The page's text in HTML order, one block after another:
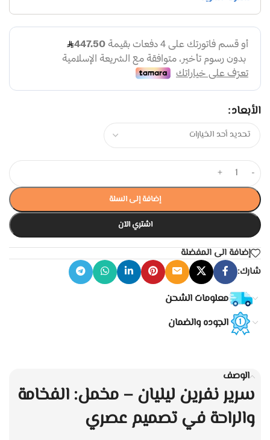
الأبعاد
-
+
إضافة إلى السلة
اشتري الآن
إضافة الى المفضلة
شارك:
معلومات الشحن
الجوده والضمان
الوصف
سرير نفرين ليليان – مخمل: الفخامة
والراحة في تصميم عصري